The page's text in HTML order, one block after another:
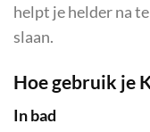
helpt je helder na
slaan.
Hoe gebruik je
In bad